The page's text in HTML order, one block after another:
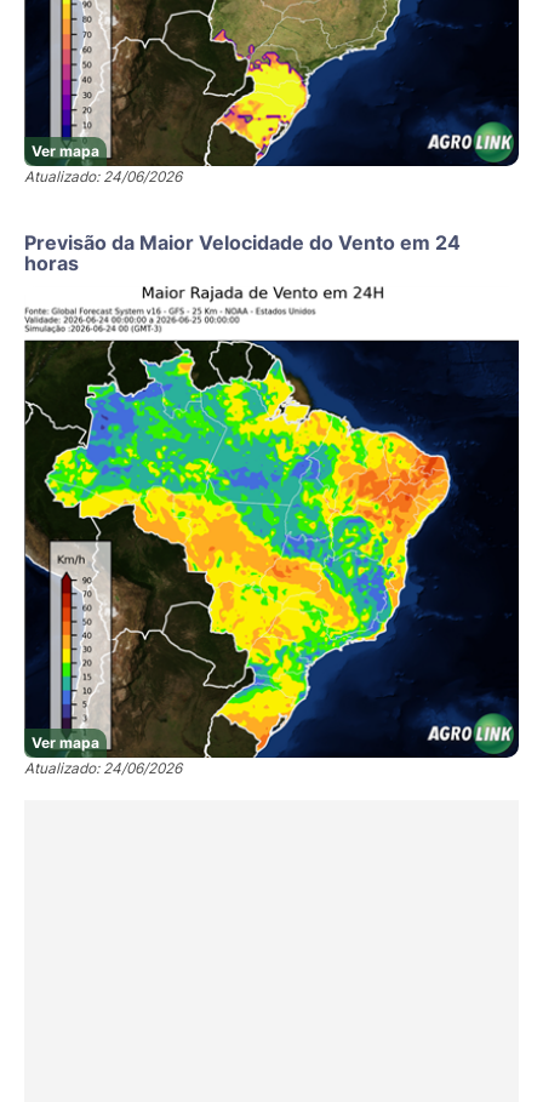
Ver mapa
Atualizado: 24/06/2026
Previsão da Maior Velocidade do Vento em 24
horas
Ver mapa
Atualizado: 24/06/2026